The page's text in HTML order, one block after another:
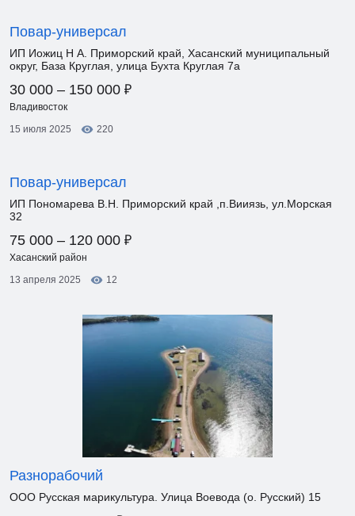
Повар-универсал
ИП Иожиц Н А. Приморский край, Хасанский муниципальный
округ, База Круглая, улица Бухта Круглая 7а
30 000 – 150 000 ₽
Владивосток
15 июля 2025
220
Повар-универсал
ИП Пономарева В.Н. Приморский край ,п.Вииязь, ул.Морская
32
75 000 – 120 000 ₽
Хасанский район
13 апреля 2025
12
Разнорабочий
ООО Русская марикультура. Улица Воевода (о. Русский) 15